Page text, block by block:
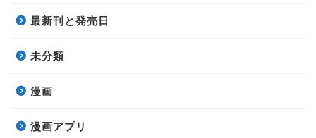
最新刊と発売日
未分類
漫画
漫画アプリ